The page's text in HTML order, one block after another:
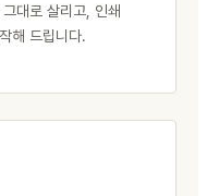
대로 살리고, 인쇄
해 드립니다.